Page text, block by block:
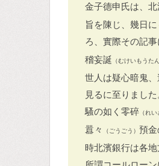
金子德申氏は、
旨を陳じ、幾日
ろ、實際その記
稽妄誕 （むけいもうた
世人は疑心暗鬼
見るに至りまし
騷の如く零碎 （れ
囂々 （ごうごう） 預
時北濱銀行は各